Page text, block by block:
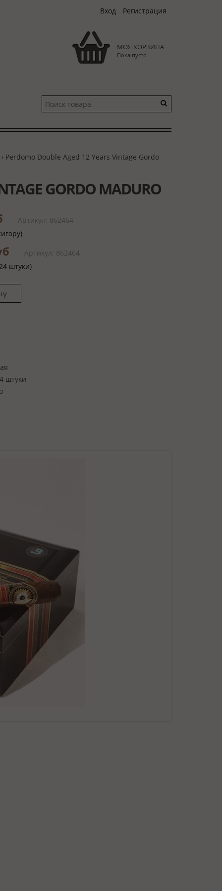
Вход Регистрация
МОЯ КОРЗИНА
Пока пусто
Perdomo Double Aged 12 Years Vintage Gordo
GORDO MADURO
Артикул: 862464
Артикул: 862464
штуки)
штуки